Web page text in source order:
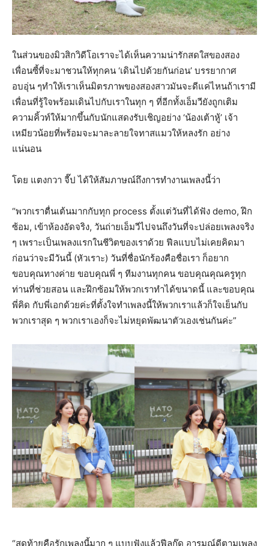
ในส่วนของมิวสิกวิดีโอเราจะได้เห็นความน่ารักสดใสของสอง
เพื่อนซี้ที่จะมาชวนให้ทุกคน ‘เดินไปด้วยกันก่อน’ บรรยากาศ
อบอุ่น ๆทำให้เราเห็นมิตรภาพของสองสาวมันจะดีแค่ไหนถ้าเรามี
เพื่อนที่รู้ใจพร้อมเดินไปกับเราในทุก ๆ ที่อีกทั้งเอ็มวียังถูกเติม
ความคิ้วท์ให้มากขึ้นกับนักแสดงรับเชิญอย่าง ‘น้องเต้าหู้’ เจ้า
เหมียวน้อยที่พร้อมจะมาละลายใจทาสแมวให้หลงรัก อย่าง
แน่นอน
โดย แตงกวา จี๊ป ได้ให้สัมภาษณ์ถึงการทำงานเพลงนี้ว่า
“พวกเราตื่นเต้นมากกับทุก process ตั้งแต่วันที่ได้ฟัง demo, ฝึก
ซ้อม, เข้าห้องอัดจริง, วันถ่ายเอ็มวีไปจนถึงวันที่จะปล่อยเพลงจริง
ๆ เพราะเป็นเพลงแรกในชีวิตของเราด้วย ฟีลแบบไม่เคยคิดมา
ก่อนว่าจะมีวันนี้ (หัวเราะ) วันที่ชื่อนักร้องคือชื่อเรา ก็อยาก
ขอบคุณทางค่าย ขอบคุณพี่ ๆ ทีมงานทุกคน ขอบคุณคุณครูทุก
ท่านที่ช่วยสอน และฝึกซ้อมให้พวกเราทำได้ขนาดนี้ และขอบคุณ
พี่คิด กับพี่เอกด้วยค่ะที่ตั้งใจทำเพลงนี้ให้พวกเราแล้วก็ใจเย็นกับ
พวกเราสุด ๆ พวกเราเองก็จะไม่หยุดพัฒนาตัวเองเช่นกันค่ะ”
“สุดท้ายคือรักเพลงนี้มาก ๆ แบบฟังแล้วฟีลกู๊ด อารมณ์ดีตามเพลง